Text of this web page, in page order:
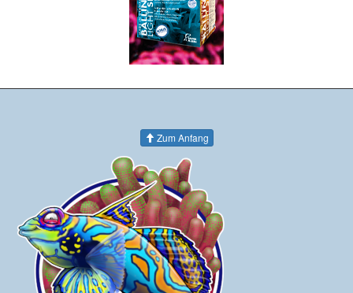
Zum Anfang